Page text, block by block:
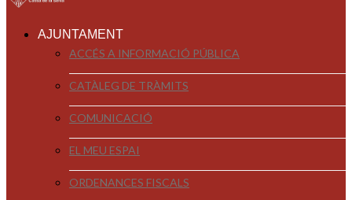
AJUNTAMENT
ACCÉS A INFORMACIÓ PÚBLICA
CATÀLEG DE TRÀMITS
COMUNICACIÓ
EL MEU ESPAI
ORDENANCES FISCALS